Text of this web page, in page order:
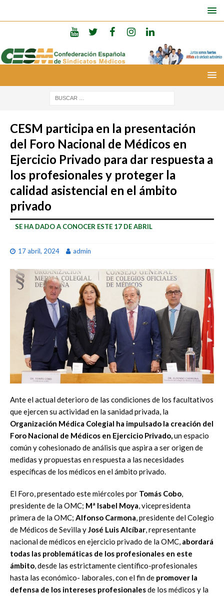
CESM participa en la presentación
del Foro Nacional de Médicos en
Ejercicio Privado para dar respuesta a
los profesionales y proteger la
calidad asistencial en el ámbito
privado
SE HA DADO A CONOCER ESTE 17 DE ABRIL
17 abril, 2024 admin
Ante el actual deterioro de las condiciones de los facultativos
que ejercen su actividad en la sanidad privada, la
Organización Médica Colegial ha impulsado la creación del
Foro Nacional de Médicos en Ejercicio Privado,un espacio
común y cohesionado de análisis que aspira a ser origen de
medidas y propuestas en respuesta a las necesidades
específicas de los médicos en el ámbito privado.
El Foro, presentado este miércoles por Tomás Cobo,
presidente de la OMC; Mª Isabel Moya, vicepresidenta
primera de la OMC; Alfonso Carmona, presidente del Colegio
de Médicos de Sevilla yJosé Luis Alcíbar, representante
nacional de médicos en ejercicio privado de la OMC, abordará
todas las problemáticas de los profesionales en este
ámbito, desde las estrictamente científico-profesionales
hasta las económico- laborales, con el fin de promover la
defensa de los intereses profesionalesde los médicos y la